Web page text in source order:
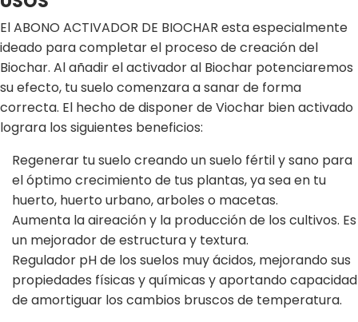
El ABONO ACTIVADOR DE BIOCHAR esta especialmente
ideado para completar el proceso de creación del
Biochar. Al añadir el activador al Biochar potenciaremos
su efecto, tu suelo comenzara a sanar de forma
correcta. El hecho de disponer de Viochar bien activado
lograra los siguientes beneficios:
Regenerar tu suelo creando un suelo fértil y sano para
el óptimo crecimiento de tus plantas, ya sea en tu
huerto, huerto urbano, arboles o macetas.
Aumenta la aireación y la producción de los cultivos. Es
un mejorador de estructura y textura.
Regulador pH de los suelos muy ácidos, mejorando sus
propiedades físicas y químicas y aportando capacidad
de amortiguar los cambios bruscos de temperatura.